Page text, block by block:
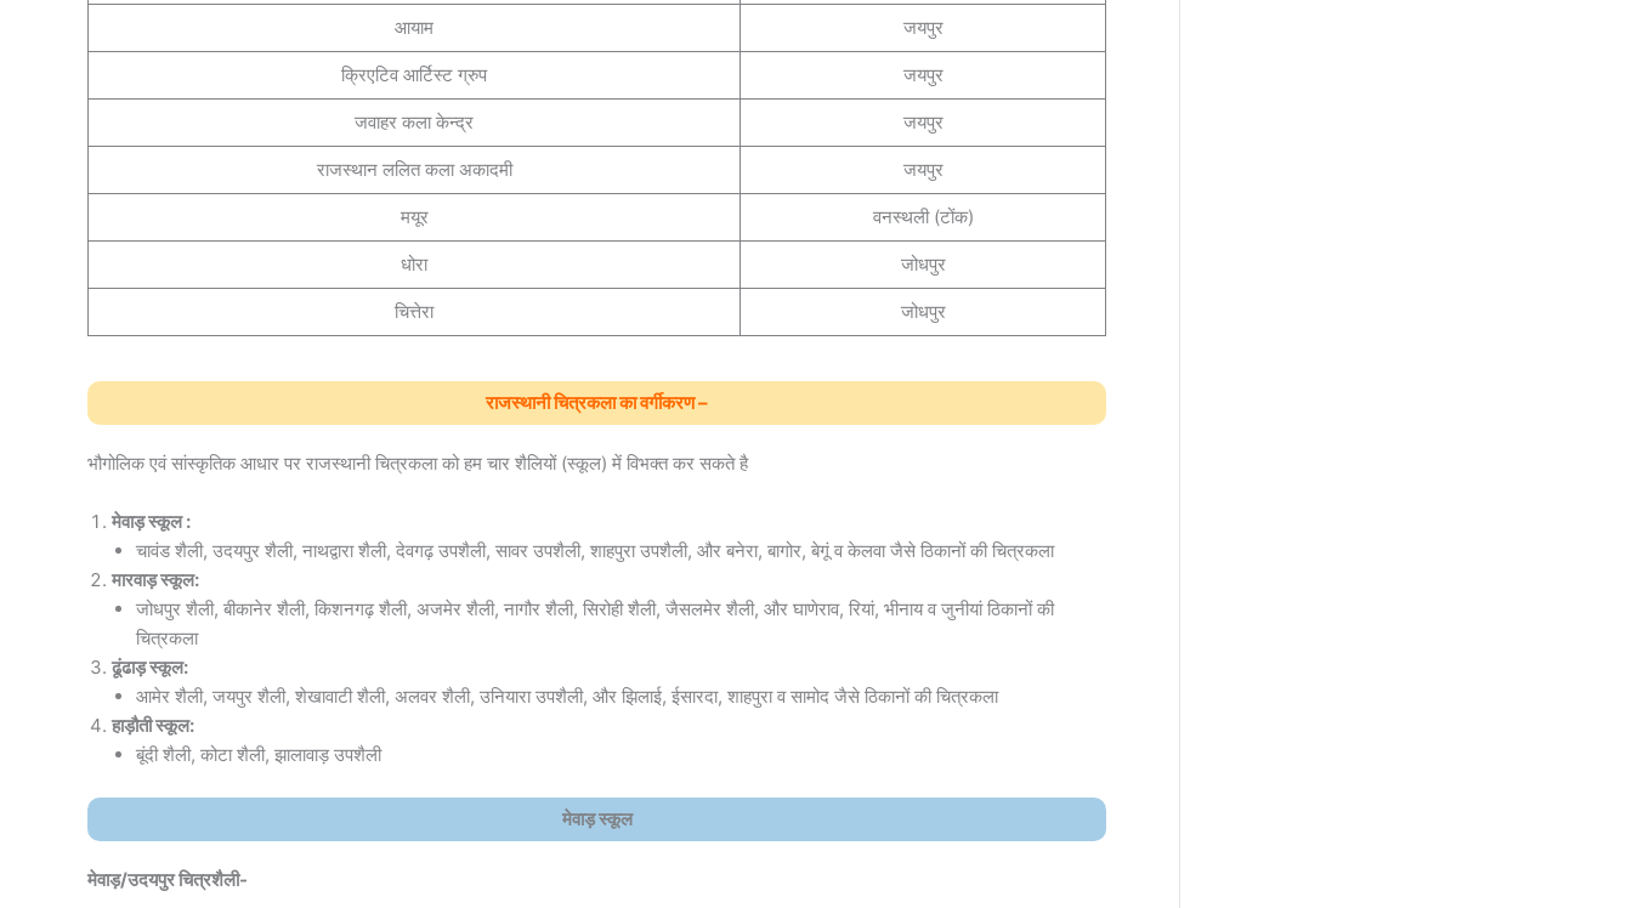
आयाम जयपुर
क्रिएटिव आर्टिस्ट ग्रुप जयपुर
जवाहर कला केन्द्र जयपुर
राजस्थान ललित कला अकादमी जयपुर
मयूर वनस्थली (टोंक)
धोरा जोधपुर
चित्तेरा जोधपुर
राजस्थानी चित्रकला का वर्गीकरण –
भौगोलिक एवं सांस्कृतिक आधार पर राजस्थानी चित्रकला को हम चार शैलियों (स्कूल) में विभक्त कर सकते है
मेवाड़ स्कूल :
चावंड शैली, उदयपुर शैली, नाथद्वारा शैली, देवगढ़ उपशैली, सावर उपशैली, शाहपुरा उपशैली, और बनेरा, बागोर, बेगूं व केलवा जैसे ठिकानों की चित्रकला
मारवाड़ स्कूल:
जोधपुर शैली, बीकानेर शैली, किशनगढ़ शैली, अजमेर शैली, नागौर शैली, सिरोही शैली, जैसलमेर शैली, और घाणेराव, रियां, भीनाय व जुनीयां ठिकानों की
चित्रकला
ढूंढाड़ स्कूल:
आमेर शैली, जयपुर शैली, शेखावाटी शैली, अलवर शैली, उनियारा उपशैली, और झिलाई, ईसारदा, शाहपुरा व सामोद जैसे ठिकानों की चित्रकला
हाड़ौती स्कूल:
बूंदी शैली, कोटा शैली, झालावाड़ उपशैली
मेवाड़ स्कूल
मेवाड़/उदयपुर चित्रशैली-